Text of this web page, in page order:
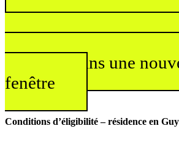
informations et
s'ouvrira dans une
fenêtre
Conditions d’éligibilité – résidence en